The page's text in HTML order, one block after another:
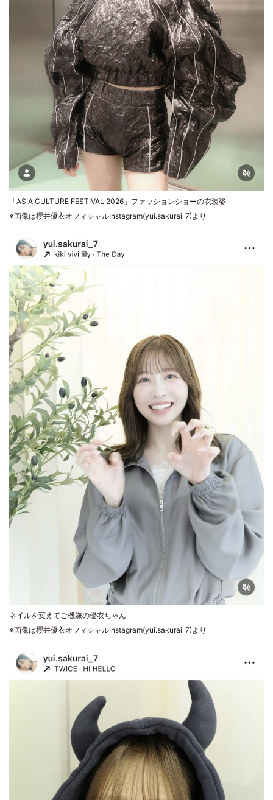
「ASIA CULTURE FESTIVAL 2026」ファッションショーの衣装姿
※画像は櫻井優衣オフィシャルInstagram(yui.sakurai_7)より
ネイルを変えてご機嫌の優衣ちゃん
※画像は櫻井優衣オフィシャルInstagram(yui.sakurai_7)より